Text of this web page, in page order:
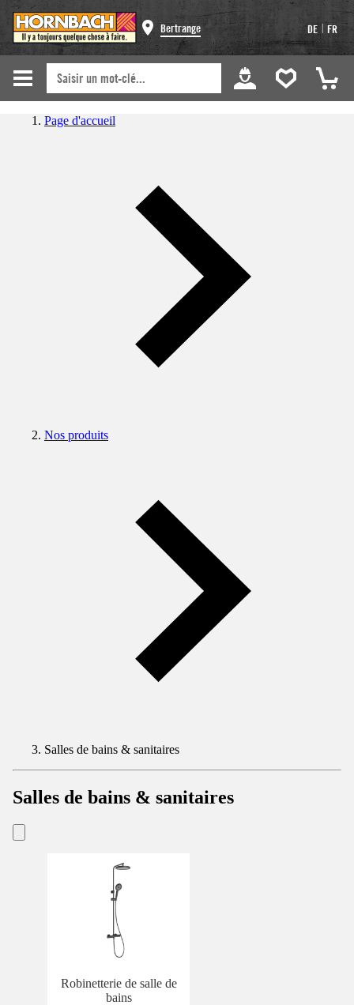
Bertrange DE | FR
Page d'accueil
Nos produits
Salles de bains & sanitaires
Salles de bains & sanitaires
Robinetterie de salle de
bains